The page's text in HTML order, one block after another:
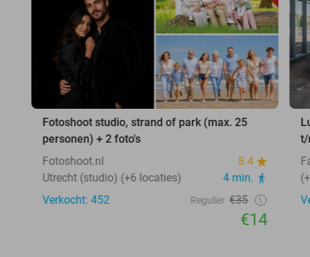
Fotoshoot studio, strand of park (max. 25
personen) + 2 foto's
Fotoshoot.nl
8.4
Utrecht (studio) (+6 locaties)
4 min.
Verkocht: 452
Regulier €35
€14
t/